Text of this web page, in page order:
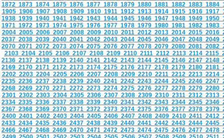
1872 1873 1874 1875 1876 1877 1878 1879 1880 1881 1882 1883 1884
1905 1906 1907 1908 1909 1910 1911 1912 1913 1914 1915 1916 1917
1938 1939 1940 1941 1942 1943 1944 1945 1946 1947 1948 1949 1950
1971 1972 1973 1974 1975 1976 1977 1978 1979 1980 1981 1982 1983
2004 2005 2006 2007 2008 2009 2010 2011 2012 2013 2014 2015 2016
2037 2038 2039 2040 2041 2042 2043 2044 2045 2046 2047 2048 2049
2070 2071 2072 2073 2074 2075 2076 2077 2078 2079 2080 2081 2082
2103 2104 2105 2106 2107 2108 2109 2110 2111 2112 2113 2114 2115
2136 2137 2138 2139 2140 2141 2142 2143 2144 2145 2146 2147 2148
2169 2170 2171 2172 2173 2174 2175 2176 2177 2178 2179 2180 2181
2202 2203 2204 2205 2206 2207 2208 2209 2210 2211 2212 2213 2214
2235 2236 2237 2238 2239 2240 2241 2242 2243 2244 2245 2246 2247
2268 2269 2270 2271 2272 2273 2274 2275 2276 2277 2278 2279 2280
2301 2302 2303 2304 2305 2306 2307 2308 2309 2310 2311 2312 2313
2334 2335 2336 2337 2338 2339 2340 2341 2342 2343 2344 2345 2346
2367 2368 2369 2370 2371 2372 2373 2374 2375 2376 2377 2378 2379
2400 2401 2402 2403 2404 2405 2406 2407 2408 2409 2410 2411 2412
2433 2434 2435 2436 2437 2438 2439 2440 2441 2442 2443 2444 2445
2466 2467 2468 2469 2470 2471 2472 2473 2474 2475 2476 2477 2478